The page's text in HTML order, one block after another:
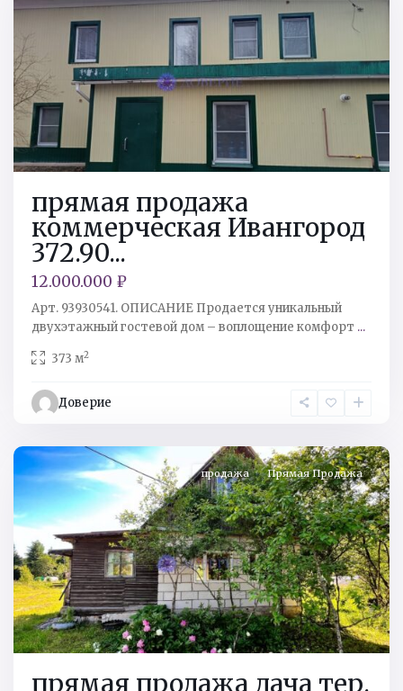
прямая продажа
коммерческая Ивангород
372.90...
12.000.000 ₽
Арт. 93930541. ОПИСАНИЕ Продается уникальный
двухэтажный гостевой дом – воплощение комфорт ...
373 м2
Доверие
Кингисеппский
н,
тер.
СНТ
продажа Прямая Продажа
прямая продажа дача тер.